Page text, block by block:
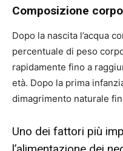
Composizione
Dopo la nascita l’acqua
percentuale di peso
rapidamente fino a
età. Dopo la prima
dimagrimento naturale
Uno dei fattori più